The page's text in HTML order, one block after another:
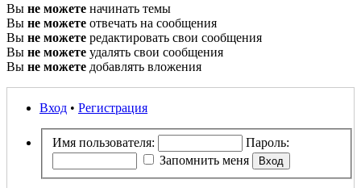
Вы не можете начинать темы
Вы не можете отвечать на сообщения
Вы не можете редактировать свои сообщения
Вы не можете удалять свои сообщения
Вы не можете добавлять вложения
Вход • Регистрация
Имя пользователя:
Пароль:
Запомнить меня